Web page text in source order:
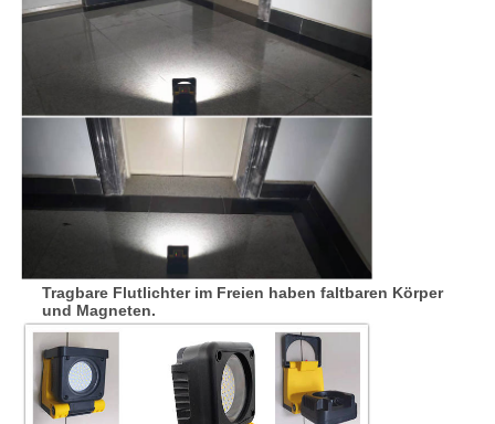
Tragbare Flutlichter im Freien haben faltbaren Körper
und Magneten.